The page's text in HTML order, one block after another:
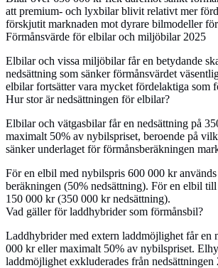
att premium- och lyxbilar blivit relativt mer
förskjutit marknaden mot dyrare bilmodeller
Förmånsvärde för elbilar och miljöbilar 2025
Elbilar och vissa miljöbilar får en betydande
nedsättning som sänker förmånsvärdet
elbilar fortsätter vara mycket fördelaktiga som
Hur stor är nedsättningen för elbilar?
Elbilar och vätgasbilar får en nedsättning på
maximalt 50% av nybilspriset, beroende på
sänker underlaget för förmånsberäkningen
För en elbil med nybilspris 600 000 kr
beräkningen (50% nedsättning). För en elbil
150 000 kr (350 000 kr nedsättning).
Vad gäller för laddhybrider som förmånsbil?
Laddhybrider med extern laddmöjlighet får en
000 kr eller maximalt 50% av nybilspriset.
laddmöjlighet exkluderades från nedsättningen